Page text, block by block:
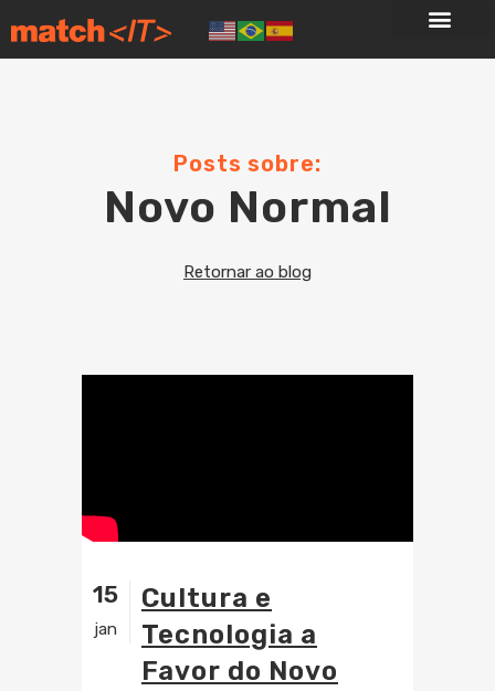
Posts sobre:
Novo Normal
Retornar ao blog
15
jan
Cultura e
Tecnologia a
Favor do Novo